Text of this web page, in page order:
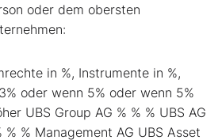
oder dem obersten
in %, Instrumente in %,
oder wenn 5% oder wenn 5%
UBS Group AG % % % UBS AG
% % Management AG UBS Asset